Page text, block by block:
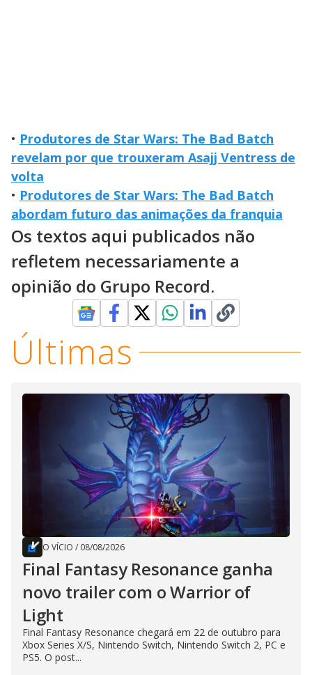
• Produtores de Star Wars: The Bad Batch
revelam por que trouxeram Asajj Ventress de
volta
• Produtores de Star Wars: The Bad Batch
abordam futuro das animações da franquia
Os textos aqui publicados não
refletem necessariamente a
opinião do Grupo Record.
Últimas
O VÍCIO / 08/08/2026
Final Fantasy Resonance ganha
novo trailer com o Warrior of
Light
Final Fantasy Resonance chegará em 22 de outubro para
Xbox Series X/S, Nintendo Switch, Nintendo Switch 2, PC e
PS5. O post...